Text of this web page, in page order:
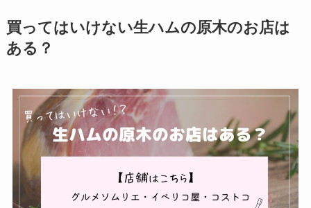
買ってよかった洗濯機はこれ！縦型・ドラ
ム式のおすすめも紹介！
買ってはいけないタイヤは？メーカー別の
特徴や後悔した人の口コミを紹介！
買ってはいけない生ハムの原木のお店は
ある？